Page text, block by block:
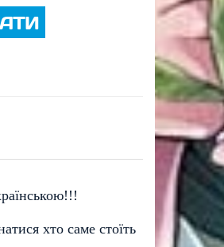
хто саме стоїть